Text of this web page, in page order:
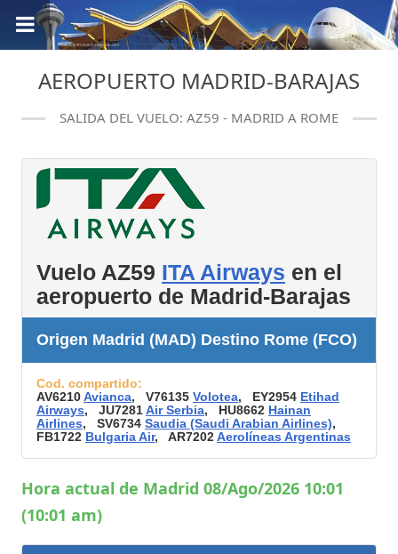
AEROPUERTO MADRID-BARAJAS
SALIDA DEL VUELO: AZ59 - MADRID A ROME
Vuelo AZ59 ITA Airways en el
aeropuerto de Madrid-Barajas
Origen Madrid (MAD) Destino Rome (FCO)
Cod. compartido:
AV6210Avianca, V76135 Volotea, EY2954 Etihad
Airways, JU7281Air Serbia, HU8662 Hainan
Airlines, SV6734 Saudia (Saudi Arabian Airlines),
FB1722 Bulgaria Air, AR7202Aerolíneas Argentinas
Hora actual de Madrid 08/Ago/2026 10:01
(10:01 am)